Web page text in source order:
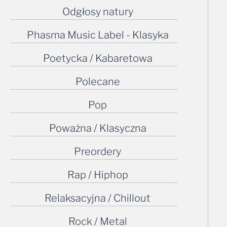
Odgłosy natury
Phasma Music Label - Klasyka
Poetycka / Kabaretowa
Polecane
Pop
Poważna / Klasyczna
Preordery
Rap / Hiphop
Relaksacyjna / Chillout
Rock / Metal